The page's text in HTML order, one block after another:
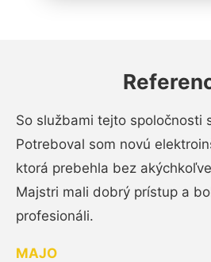
So službami tejto spoločnosti
Potreboval som novú
ktorá prebehla bez
Majstri mali dobrý prístup a
profesionáli.
MAJO